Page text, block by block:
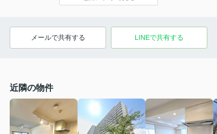
メールで共有する LINEで共有する
近隣の物件